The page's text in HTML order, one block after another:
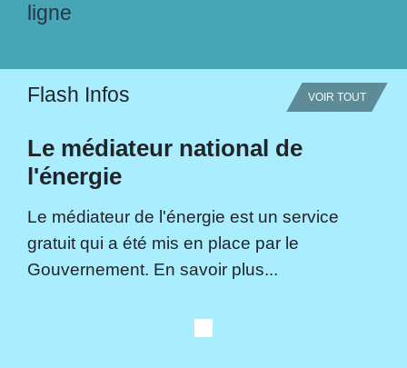
ligne
Flash Infos VOIR TOUT
Le médiateur national de
l'énergie
Le médiateur de l'énergie est un service
gratuit qui a été mis en place par le
Gouvernement. En savoir plus...